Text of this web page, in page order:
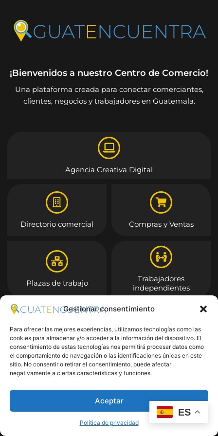
Gestionar consentimiento
Para ofrecer las mejores experiencias, utilizamos tecnologías como las
cookies para almacenar y/o acceder a la información del dispositivo. El
consentimiento de estas tecnologías nos permitirá procesar datos como
el comportamiento de navegación o las identificaciones únicas en este
sitio. No consentir o retirar el consentimiento, puede afectar
negativamente a ciertas características y funciones.
Aceptar
Política de privacidad
¡Bienvenidos a nuestro Centro de Comercio!
Una plataforma creada para conectar comerciantes,
clientes, negocios y trabajadores en Guatemala.
Agencia Creativa Digital
Directorio comercial Compras y Ventas
Plazas de trabajo
Trabajadores
independientes
Entrar
ES